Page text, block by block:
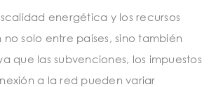
energética y los recursos
no solo entre países, sino también
que las subvenciones, los impuestos
a la red pueden variar